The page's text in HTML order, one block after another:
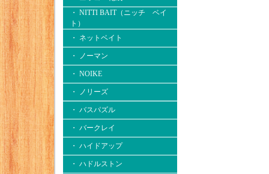
・ NITTI BAIT（ニッチ ベイ
ト）
・ ネットベイト
・ ノーマン
・ NOIKE
・ ノリーズ
・ バスパズル
・ バークレイ
・ ハイドアップ
・ ハドルストン